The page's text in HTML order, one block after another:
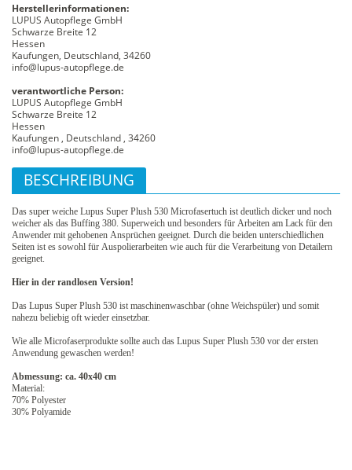
Herstellerinformationen:
LUPUS Autopflege GmbH
Schwarze Breite 12
Hessen
Kaufungen, Deutschland, 34260
info@lupus-autopflege.de
verantwortliche Person:
LUPUS Autopflege GmbH
Schwarze Breite 12
Hessen
Kaufungen , Deutschland , 34260
info@lupus-autopflege.de
BESCHREIBUNG
Das super weiche Lupus Super Plush 530 Microfasertuch ist deutlich dicker und noch
weicher als das Buffing 380. Superweich und besonders für Arbeiten am Lack für den
Anwender mit gehobenen Ansprüchen geeignet. Durch die beiden unterschiedlichen
Seiten ist es sowohl für Auspolierarbeiten wie auch für die Verarbeitung von Detailern
geeignet.
Hier in der randlosen Version!
Das Lupus Super Plush 530 ist maschinenwaschbar (ohne Weichspüler) und somit
nahezu beliebig oft wieder einsetzbar.
Wie alle Microfaserprodukte sollte auch das Lupus Super Plush 530 vor der ersten
Anwendung gewaschen werden!
Abmessung: ca. 40x40 cm
Material:
70% Polyester
30% Polyamide